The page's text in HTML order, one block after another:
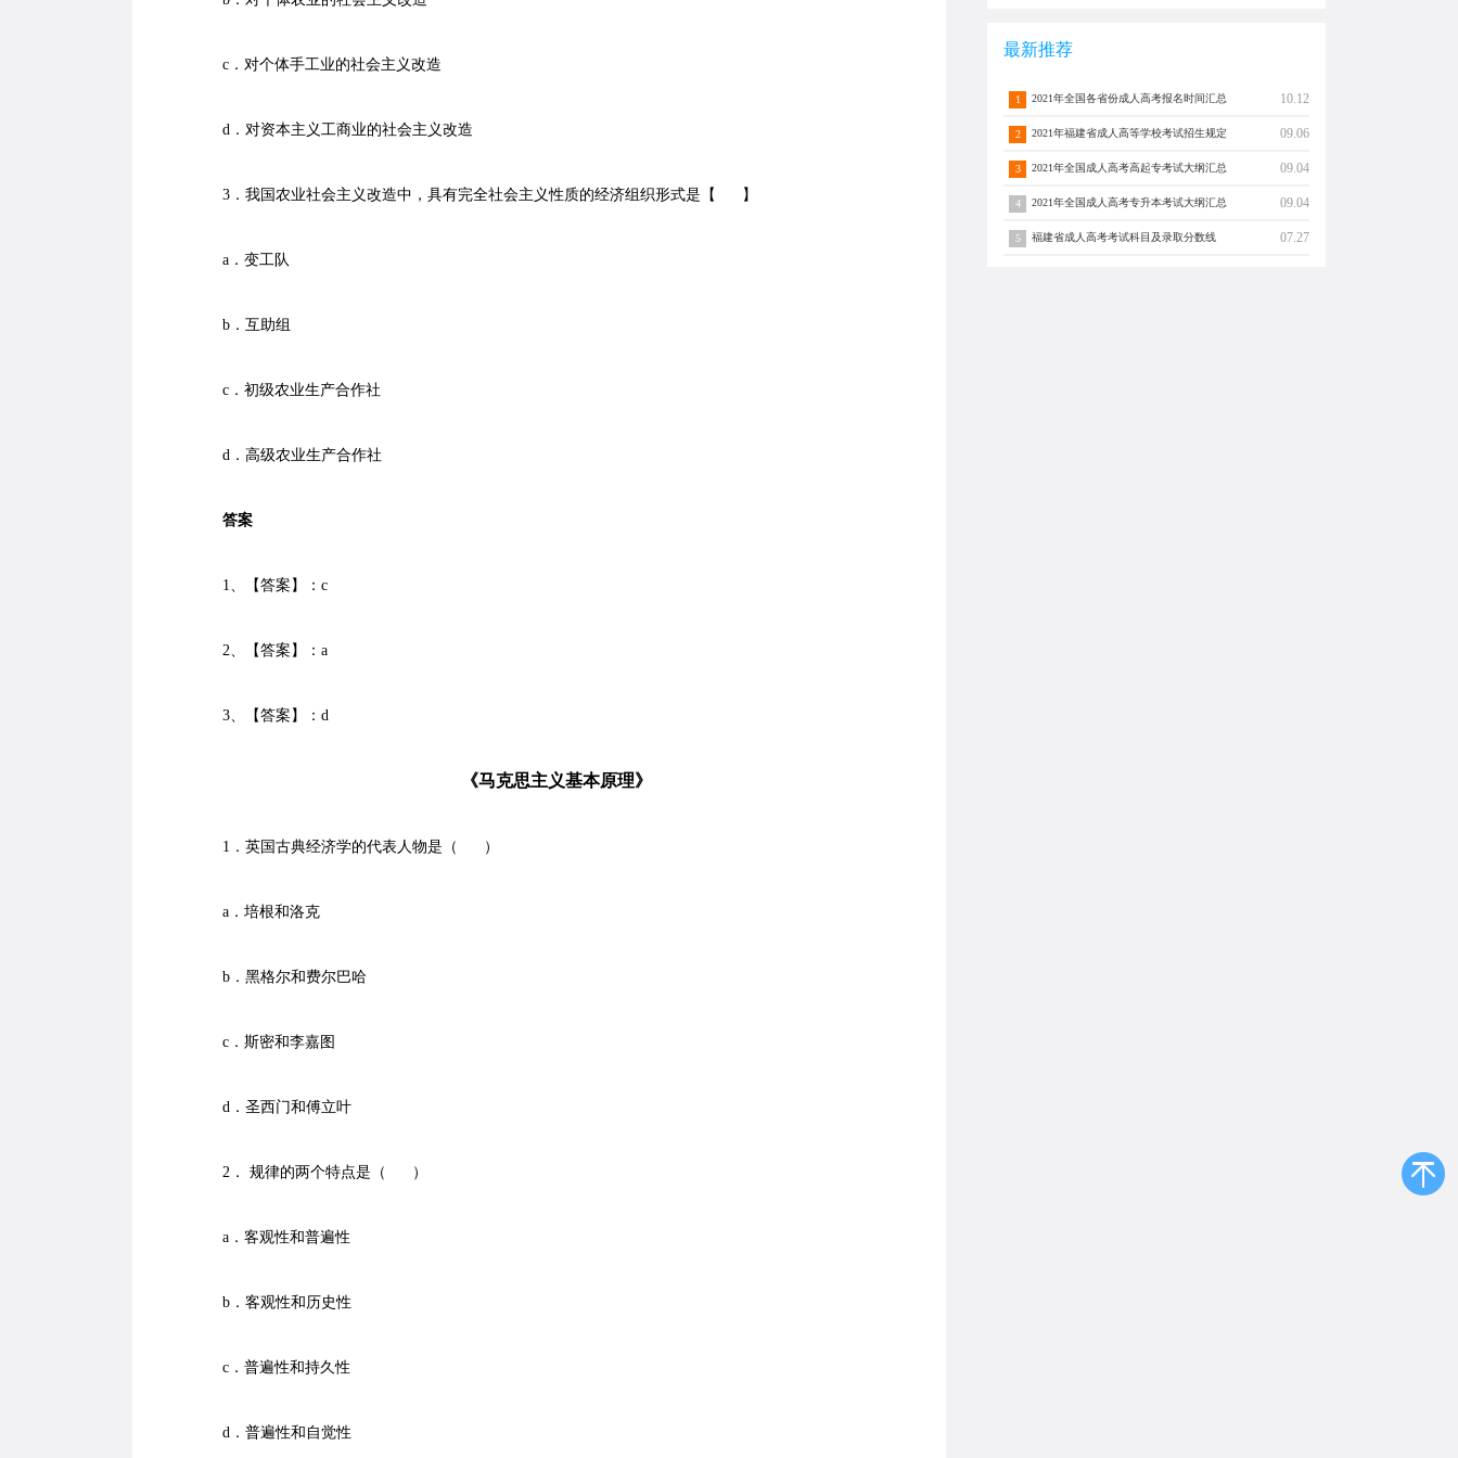
c．对个体手工业的社会主义改造
d．对资本主义工商业的社会主义改造
3．我国农业社会主义改造中，具有完全社会主义性质的经济组织形式是【 】
a．变工队
b．互助组
c．初级农业生产合作社
d．高级农业生产合作社
答案
1、【答案】：c
2、【答案】：a
3、【答案】：d
《马克思主义基本原理》
1．英国古典经济学的代表人物是（ ）
a．培根和洛克
b．黑格尔和费尔巴哈
c．斯密和李嘉图
d．圣西门和傅立叶
2． 规律的两个特点是（ ）
a．客观性和普遍性
b．客观性和历史性
c．普遍性和持久性
d．普遍性和自觉性
最新推荐
1 2021年全国各省份成人高考报名时间汇总 10.12
2 2021年福建省成人高等学校考试招生规定 09.06
3 2021年全国成人高考高起专考试大纲汇总 09.04
4 2021年全国成人高考专升本考试大纲汇总 09.04
5 福建省成人高考考试科目及录取分数线 07.27